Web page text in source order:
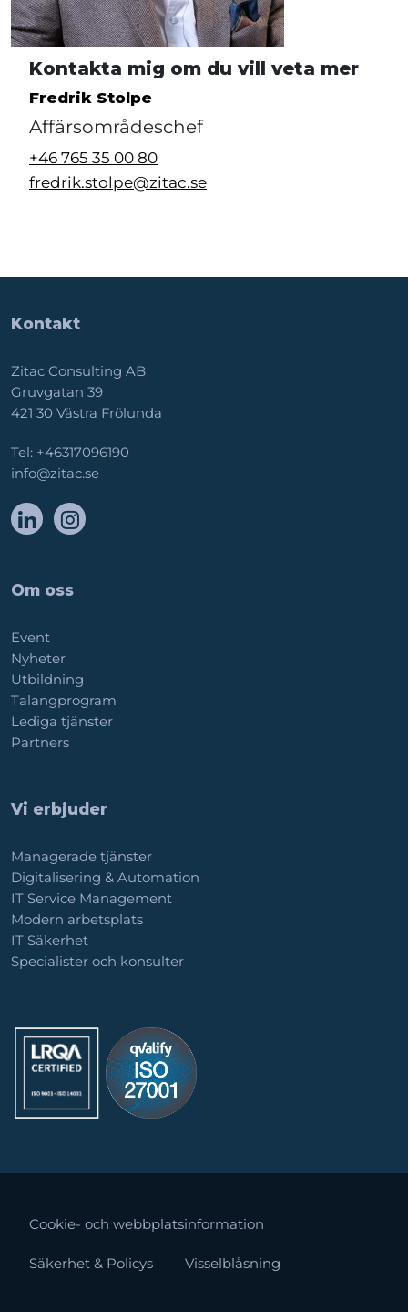
Kontakta mig om du vill veta mer
Fredrik Stolpe
Affärsområdeschef
+46 765 35 00 80
fredrik.stolpe@zitac.se
Kontakt
Zitac Consulting AB
Gruvgatan 39
421 30 Västra Frölunda
Tel: +46317096190
info@zitac.se
Om oss
Event
Nyheter
Utbildning
Talangprogram
Lediga tjänster
Partners
Vi erbjuder
Managerade tjänster
Digitalisering & Automation
IT Service Management
Modern arbetsplats
IT Säkerhet
Specialister och konsulter
Cookie- och webbplatsinformation
Säkerhet & Policys Visselblåsning